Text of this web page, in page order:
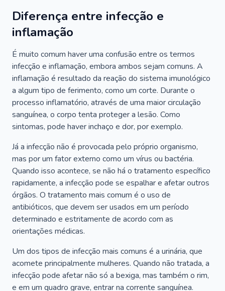
Diferença entre infecção e
inflamação
É muito comum haver uma confusão entre os termos
infecção e inflamação, embora ambos sejam comuns. A
inflamação é resultado da reação do sistema imunológico
a algum tipo de ferimento, como um corte. Durante o
processo inflamatório, através de uma maior circulação
sanguínea, o corpo tenta proteger a lesão. Como
sintomas, pode haver inchaço e dor, por exemplo.
Já a infecção não é provocada pelo próprio organismo,
mas por um fator externo como um vírus ou bactéria.
Quando isso acontece, se não há o tratamento específico
rapidamente, a infecção pode se espalhar e afetar outros
órgãos. O tratamento mais comum é o uso de
antibióticos, que devem ser usados em um período
determinado e estritamente de acordo com as
orientações médicas.
Um dos tipos de infecção mais comuns é a urinária, que
acomete principalmente mulheres. Quando não tratada, a
infecção pode afetar não só a bexiga, mas também o rim,
e em um quadro grave, entrar na corrente sanguínea.